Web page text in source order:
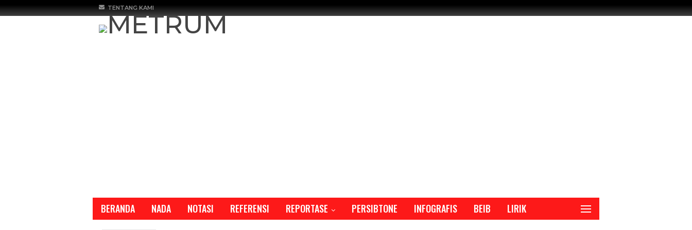
TENTANG KAMI
BERANDA NADA NOTASI REFERENSI REPORTASE PERSIBTONE INFOGRAFIS BEIB LIRIK